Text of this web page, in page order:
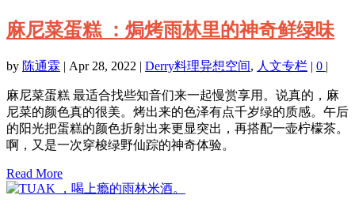
麻尼菜蛋糕 ：焗烤雨林里的神奇鲜绿味
by 陈通霖 | Apr 28, 2022 | Derry料理异想空间, 人文专栏 | 0 |
麻尼菜蛋糕 最适合找些知音们来一起慢赏享用。说真的，麻
尼菜的颜色真的很美。烤出来的色泽有点千岁绿的质感。午后
的阳光把蛋糕的颜色折射出来更显突出，再搭配一壶柠檬茶。
啊，又是一次穿梭绿野仙踪的神奇体验。
Read More